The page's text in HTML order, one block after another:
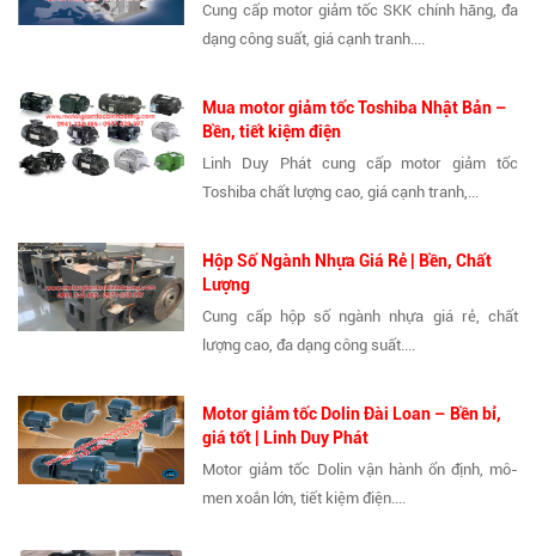
Cung cấp motor giảm tốc SKK chính hãng, đa
dạng công suất, giá cạnh tranh....
Mua motor giảm tốc Toshiba Nhật Bản –
Bền, tiết kiệm điện
Linh Duy Phát cung cấp motor giảm tốc
Toshiba chất lượng cao, giá cạnh tranh,...
Hộp Số Ngành Nhựa Giá Rẻ | Bền, Chất
Lượng
Cung cấp hộp số ngành nhựa giá rẻ, chất
lượng cao, đa dạng công suất....
Motor giảm tốc Dolin Đài Loan – Bền bỉ,
giá tốt | Linh Duy Phát
Motor giảm tốc Dolin vận hành ổn định, mô-
men xoắn lớn, tiết kiệm điện....